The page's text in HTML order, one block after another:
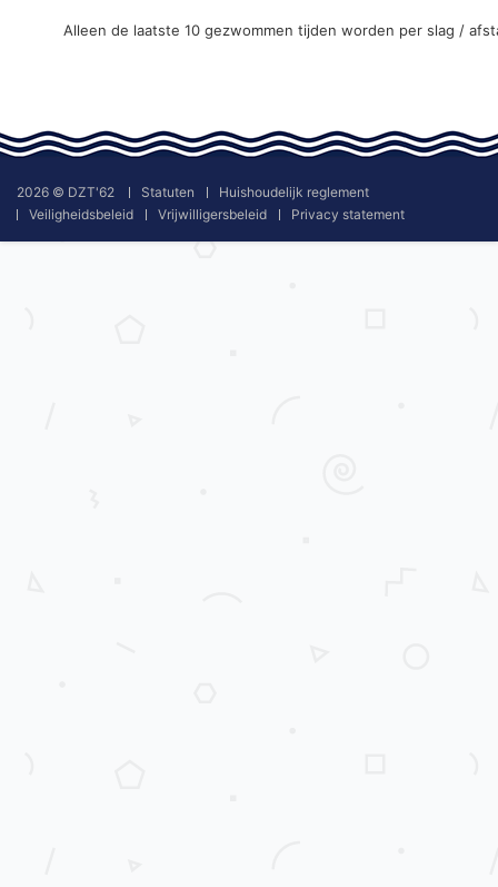
Alleen de laatste 10 gezwommen tijden worden per slag /
2026 © DZT'62 Statuten
Huishoudelijk reglement
Veiligheidsbeleid
Vrijwilligersbeleid Privacy statement